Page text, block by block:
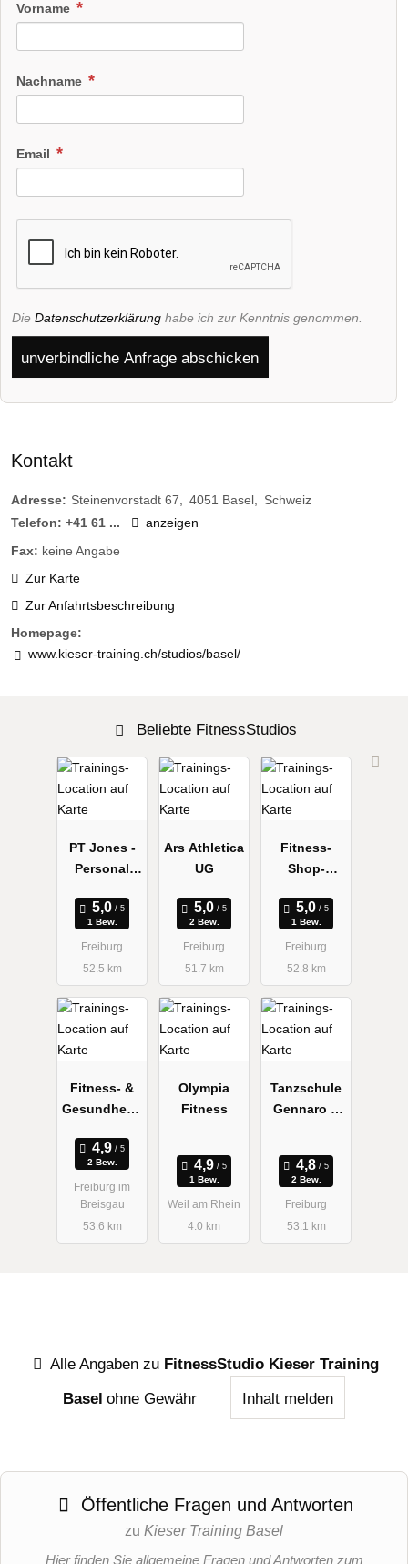
Vorname
Nachname
Email
Die Datenschutzerklärung habe ich zur Kenntnis genommen.
unverbindliche Anfrage abschicken
Kontakt
Adresse: Steinenvorstadt 67 4051 Basel
Schweiz
Telefon: +41 61 ...
anzeigen
Fax: keine Angabe
Zur Karte
Zur Anfahrtsbeschreibung
Homepage:
www.kieser-training.ch/studios/basel/
Beliebte FitnessStudios
PT Jones -
Personal
Freiburg &
Basel
1 Bew.
Freiburg
52.5 km
Ars Athletica
UG
2 Bew.
Freiburg
51.7 km
Fitness-
Shop-
1 Bew.
Freiburg
52.8 km
Fitness- &
Gesundheits
(fgz) am
Institut für
Sport und
Sportwissen
schaften
2 Bew.
Freiburg im
Breisgau
53.6 km
Olympia
Fitness
1 Bew.
Weil am Rhein
4.0 km
Tanzschule
Gennaro &
2 Bew.
Freiburg
53.1 km
Alle Angaben zu FitnessStudio Kieser Training
Basel ohne Gewähr Inhalt melden
Öffentliche Fragen und Antworten
zu Kieser Training Basel
Hier finden Sie allgemeine Fragen und Antworten zum